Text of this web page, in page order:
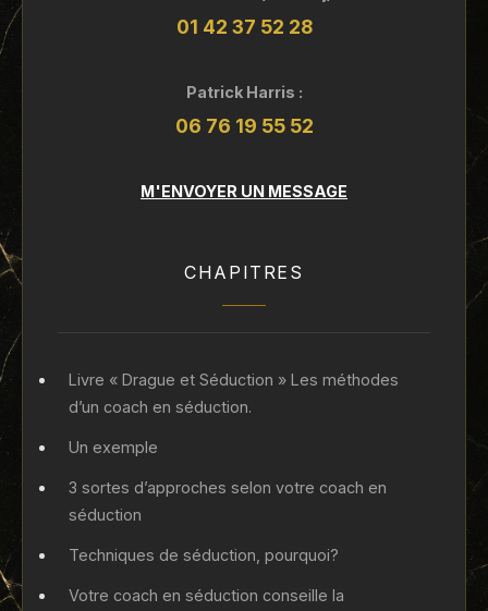
01 42 37 52 28
Patrick Harris :
06 76 19 55 52
M'ENVOYER UN MESSAGE
CHAPITRES
Livre « Drague et Séduction » Les méthodes
d’un coach en séduction.
Un exemple
3 sortes d’approches selon votre coach en
séduction
Techniques de séduction, pourquoi?
Votre coach en séduction conseille la